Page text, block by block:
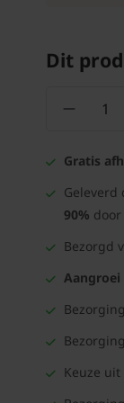
Dit
Gratis
Geleverd
90% door
Bezorgd
Aangroei
Keuze uit